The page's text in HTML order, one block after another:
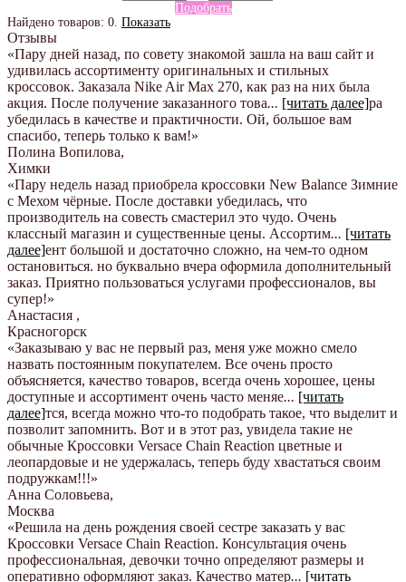
Подобрать
Найдено товаров: 0. Показать
Отзывы
«Пару дней назад, по совету знакомой зашла на ваш сайт и
удивилась ассортименту оригинальных и стильных
кроссовок. Заказала Nike Air Max 270, как раз на них была
акция. После получение заказанного това... [читать далее]ра
убедилась в качестве и практичности. Ой, большое вам
спасибо, теперь только к вам!»
Полина Вопилова,
Химки
«Пару недель назад приобрела кроссовки New Balance Зимние
с Мехом чёрные. После доставки убедилась, что
производитель на совесть смастерил это чудо. Очень
классный магазин и существенные цены. Ассортим... [читать
далее]ент большой и достаточно сложно, на чем-то одном
остановиться. но буквально вчера оформила дополнительный
заказ. Приятно пользоваться услугами профессионалов, вы
супер!»
Анастасия ,
Красногорск
«Заказываю у вас не первый раз, меня уже можно смело
назвать постоянным покупателем. Все очень просто
объясняется, качество товаров, всегда очень хорошее, цены
доступные и ассортимент очень часто меняе... [читать
далее]тся, всегда можно что-то подобрать такое, что выделит и
позволит запомнить. Вот и в этот раз, увидела такие не
обычные Кроссовки Versace Chain Reaction цветные и
леопардовые и не удержалась, теперь буду хвастаться своим
подружкам!!!»
Анна Соловьева,
Москва
«Решила на день рождения своей сестре заказать у вас
Кроссовки Versace Chain Reaction. Консультация очень
профессиональная, девочки точно определяют размеры и
оперативно оформляют заказ. Качество матер... [читать